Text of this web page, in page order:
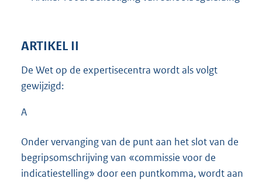
ARTIKEL II
De Wet op de expertisecentra wordt als volgt
gewijzigd:
A
Onder vervanging van de punt aan het slot van de
begripsomschrijving van «commissie voor de
indicatiestelling» door een puntkomma, wordt aan